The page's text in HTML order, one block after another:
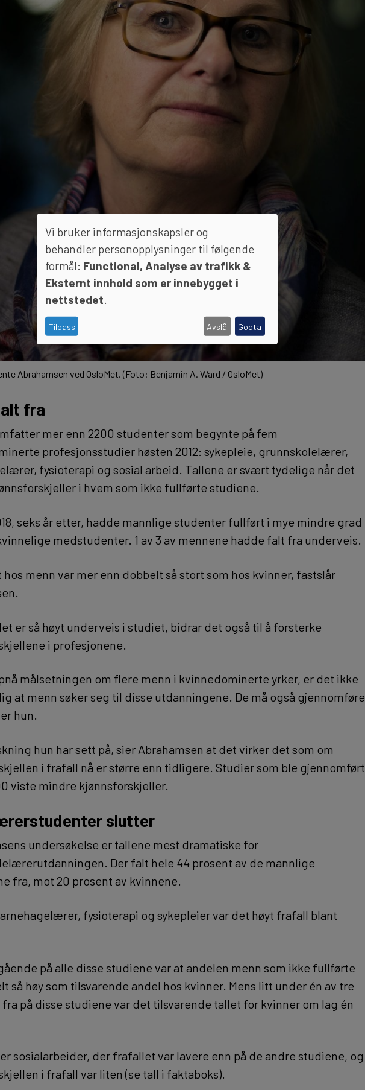
Abrahamsen ved OsloMet. (Foto: Benjamin A. Ward / OsloMet)
fra
mer enn 2200 studenter som begynte på fem
profesjonsstudier høsten 2012: sykepleie, grunnskolelærer,
fysioterapi og sosial arbeid. Tallene er svært tydelige når det
i hvem som ikke fullførte studiene.
seks år etter, hadde mannlige studenter fullført i mye mindre grad
medstudenter. 1 av 3 av mennene hadde falt fra underveis.
hos menn var mer enn dobbelt så stort som hos kvinner, fastslår
er så høyt underveis i studiet, bidrar det også til å forsterke
i profesjonene.
målsetningen om flere menn i kvinnedominerte yrker, er det ikke
at menn søker seg til disse utdanningene. De må også gjennomføre
hun.
hun har sett på, sier Abrahamsen at det virker det som om
i frafall nå er større enn tidligere. Studier som ble gjennomført
viste mindre kjønnsforskjeller.
slutter
undersøkelse er tallene mest dramatiske for
Der falt hele 44 prosent av de mannlige
fra, mot 20 prosent av kvinnene.
fysioterapi og sykepleier var det høyt frafall blant
på alle disse studiene var at andelen menn som ikke fullførte
så høy som tilsvarende andel hos kvinner. Mens litt under én av tre
på disse studiene var det tilsvarende tallet for kvinner om lag én
sosialarbeider, der frafallet var lavere enn på de andre studiene, og
i frafall var liten (se tall i faktaboks).
Vi bruker informasjonskapsler og
behandler personopplysninger til følgende
formål: Functional, Analyse av trafikk &
Eksternt innhold som er innebygget i
nettstedet.
Tilpass Avslå Godta